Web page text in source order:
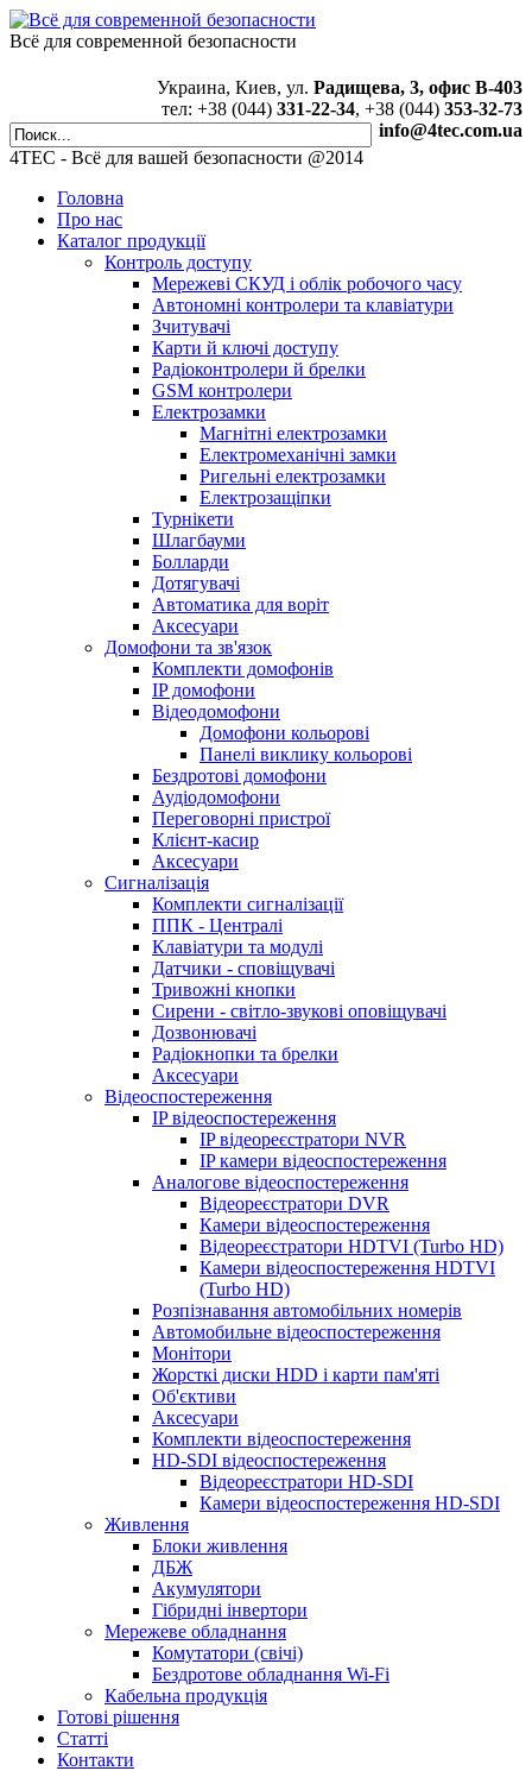
Всё для современной безопасности
Украина, Киев, ул. Радищева, 3, офис В-403
тел: +38 (044) 331-22-34, +38 (044) 353-32-73
info@4tec.com.ua
4TEC - Всё для вашей безопасности @2014
Головна
Про нас
Каталог продукції
Контроль доступу
Мережеві СКУД і облік робочого часу
Автономні контролери та клавіатури
Зчитувачі
Карти й ключі доступу
Радіоконтролери й брелки
GSM контролери
Електрозамки
Магнітні електрозамки
Електромеханічні замки
Ригельні електрозамки
Електрозащіпки
Турнікети
Шлагбауми
Болларди
Дотягувачі
Автоматика для воріт
Аксесуари
Домофони та зв'язок
Комплекти домофонів
IP домофони
Відеодомофони
Домофони кольорові
Панелі виклику кольорові
Бездротові домофони
Аудіодомофони
Переговорні пристрої
Клієнт-касир
Аксесуари
Сигналізація
Комплекти сигналізації
ППК - Централі
Клавіатури та модулі
Датчики - сповіщувачі
Тривожні кнопки
Сирени - світло-звукові оповіщувачі
Дозвонювачі
Радіокнопки та брелки
Аксесуари
Відеоспостереження
IP відеоспостереження
IP відеореєстратори NVR
IP камери відеоспостереження
Аналогове відеоспостереження
Відеореєстратори DVR
Камери відеоспостереження
Відеореєстратори HDTVI (Turbo HD)
Камери відеоспостереження HDTVI
(Turbo HD)
Розпізнавання автомобільних номерів
Автомобильне відеоспостереження
Монітори
Жорсткі диски HDD і карти пам'яті
Об'єктиви
Аксесуари
Комплекти відеоспостереження
HD-SDI відеоспостереження
Відеореєстратори HD-SDI
Камери відеоспостереження HD-SDI
Живлення
Блоки живлення
ДБЖ
Акумулятори
Гібридні інвертори
Мережеве обладнання
Комутатори (свічі)
Бездротове обладнання Wi-Fi
Кабельна продукція
Готові рішення
Статті
Контакти